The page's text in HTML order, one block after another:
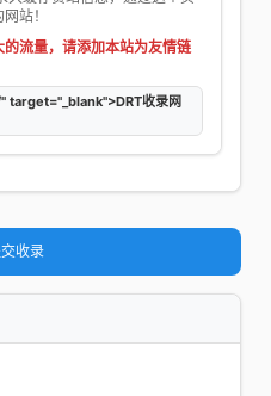
站！
流量，请添加本站为友情链
收录网
收录